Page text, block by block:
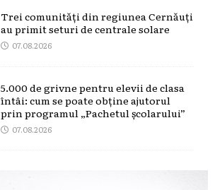
Trei comunități din regiunea Cernăuți
au primit seturi de centrale solare
07.08.2026
5.000 de grivne pentru elevii de clasa
întâi: cum se poate obține ajutorul
prin programul „Pachetul școlarului”
07.08.2026